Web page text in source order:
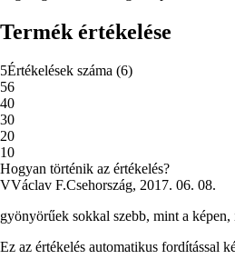
Termék értékelése
5Értékelések száma (6)
56
40
30
20
10
Hogyan történik az értékelés?
VVáclav F.Csehország, 2017. 06. 08.
gyönyörűek sokkal szebb, mint a
Ez az értékelés automatikus fordítással